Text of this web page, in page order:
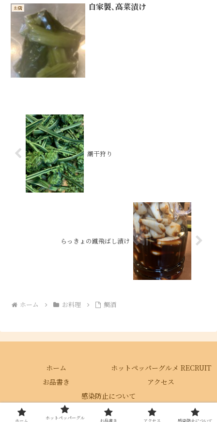
お店 自家製､高菜漬け
潮干狩り
らっきょの蹴飛ばし漬け
ホーム お料理 鯛酒
ホーム
ホットペッパーグルメ RECRUIT
お品書き
アクセス
感染防止について
© 2016-2026 酒肴彩 昇.
ホットペッパーグル